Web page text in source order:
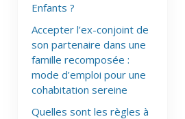
Enfants ?
Accepter l’ex-conjoint de
son partenaire dans une
famille recomposée :
mode d’emploi pour une
cohabitation sereine
Quelles sont les règles à